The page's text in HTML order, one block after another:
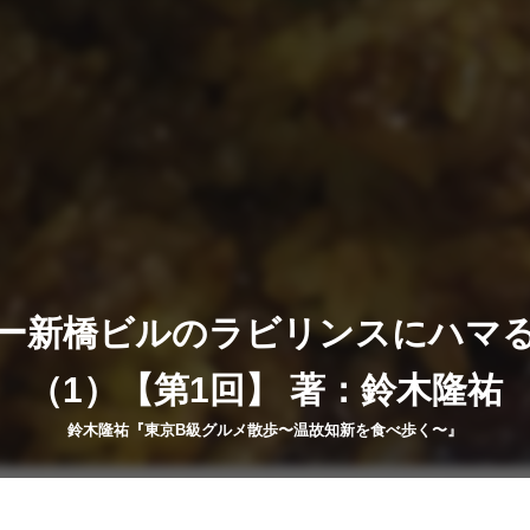
新橋ビルのラビリンスにハマ
（1）【第1回】 著：鈴木隆祐
鈴木隆祐『東京B級グルメ散歩〜温故知新を食べ歩く〜』